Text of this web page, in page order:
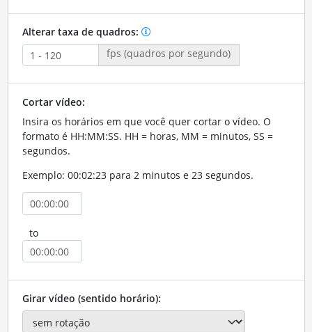
Alterar taxa de quadros:
fps (quadros por segundo)
Cortar vídeo:
Insira os horários em que você quer cortar o vídeo. O
formato é HH:MM:SS. HH = horas, MM = minutos, SS =
segundos.
Exemplo: 00:02:23 para 2 minutos e 23 segundos.
to
Girar vídeo (sentido horário):